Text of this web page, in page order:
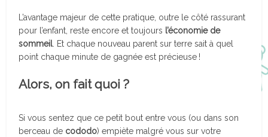
L’avantage majeur de cette pratique, outre le côté rassurant
pour l’enfant, reste encore et toujours l’économie de
sommeil . Et chaque nouveau parent sur terre sait à quel
point chaque minute de gagnée est précieuse !
Alors, on fait quoi ?
Si vous sentez que ce petit bout entre vous (ou dans son
berceau de cododo) empiète malgré vous sur votre